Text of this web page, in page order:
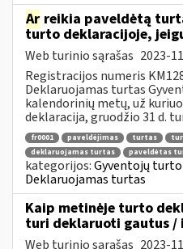
Ar reikia paveldėtą
turto deklaracijoje,
Web turinio sąrašas 2023-
Registracijos numeris
Deklaruojamas turtas
kalendorinių metų, už
deklaracija, gruodžio 31 d.
fr0001 paveldėjimas turtas
deklaruojamas turtas
paveldėtas
kategorijos:Gyventojų
Deklaruojamas turtas
Kaip metinėje turto
turi deklaruoti gautus /
Web turinio sąrašas 2023-